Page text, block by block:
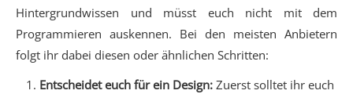
Hintergrundwissen und müsst euch nicht mit dem
Programmieren auskennen. Bei den meisten Anbietern
folgt ihr dabei diesen oder ähnlichen Schritten:
Entscheidet euch für ein Design: Zuerst solltet ihr euch